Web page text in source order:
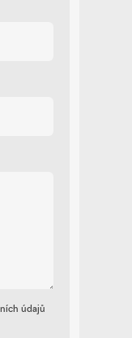
údajů